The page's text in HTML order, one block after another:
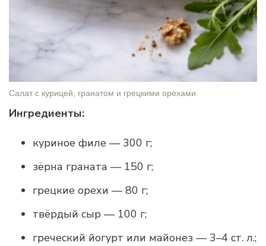
Салат с курицей, гранатом и грецкими орехами
Ингредиенты:
куриное филе — 300 г;
зёрна граната — 150 г;
грецкие орехи — 80 г;
твёрдый сыр — 100 г;
греческий йогурт или майонез — 3–4 ст. л.;